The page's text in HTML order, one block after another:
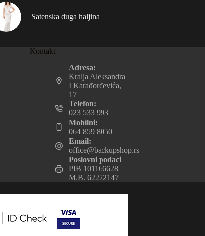
Satenska duga haljina
Kontakt
Adresa:
Kralja Aleksandra
I Karađorđevića,
17
Telefon:
023 533 993
Mobilni:
064 859 8050
Email:
office@backupshop.rs
Poslovni podaci
PIB 101166628
M.B. 62272147